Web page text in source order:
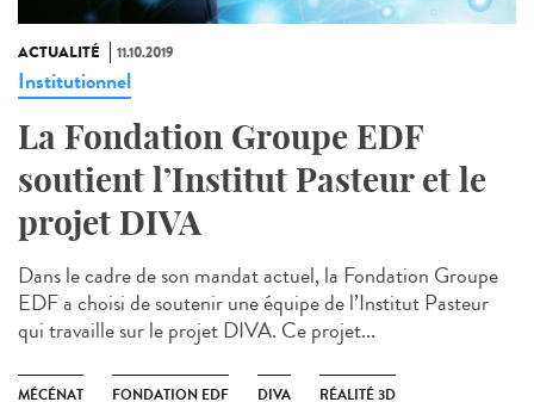
ACTUALITÉ 11.10.2019
Institutionnel
La Fondation Groupe EDF
soutient l’Institut Pasteur et le
projet DIVA
Dans le cadre de son mandat actuel, la Fondation Groupe
EDF a choisi de soutenir une équipe de l’Institut Pasteur
qui travaille sur le projet DIVA. Ce projet...
MÉCÉNAT FONDATION EDF DIVA RÉALITÉ 3D